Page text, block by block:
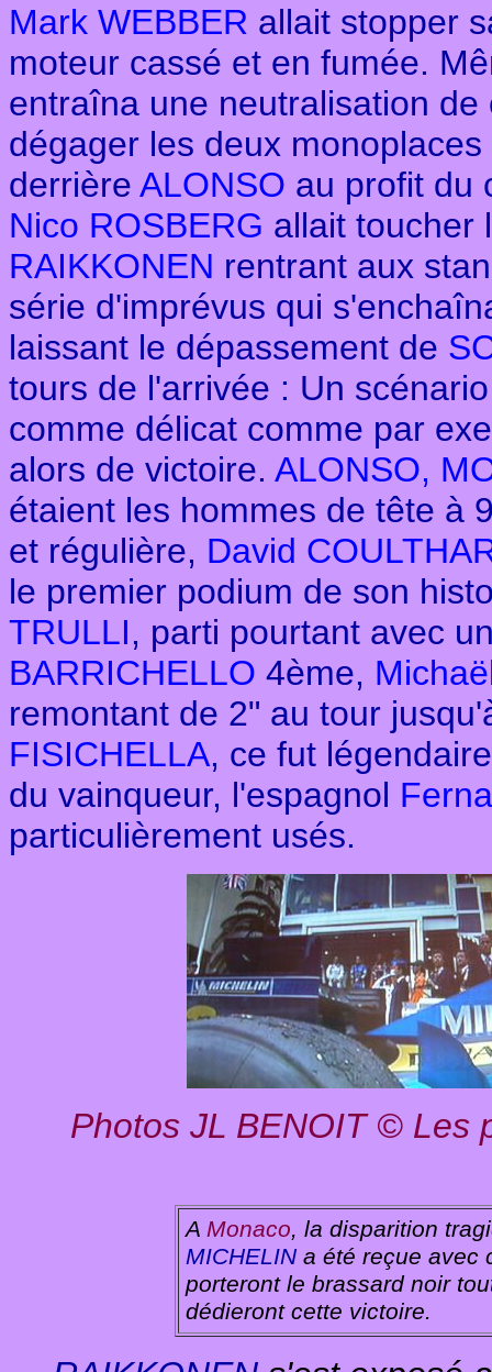
Mark WEBBER allait stopper
moteur cassé et en fumée.
entraîna une neutralisation
dégager les deux
derrière ALONSO au profit du
Nico ROSBERG allait toucher
RAIKKONEN rentrant aux
série d'imprévus qui
laissant le dépassement de
tours de l'arrivée : Un
comme délicat comme par
alors de victoire. ALONSO,
étaient les hommes de tête à
et régulière, David
le premier podium de son
TRULLI, parti pourtant avec
BARRICHELLO 4ème,
remontant de 2" au tour
FISICHELLA, ce fut
du vainqueur, l'espagnol
particulièrement usés.
Photos JL BENOIT © Les
A Monaco, la disparition
MICHELINa été reçue avec
porteront le brassard noir
dédieront cette victoire.